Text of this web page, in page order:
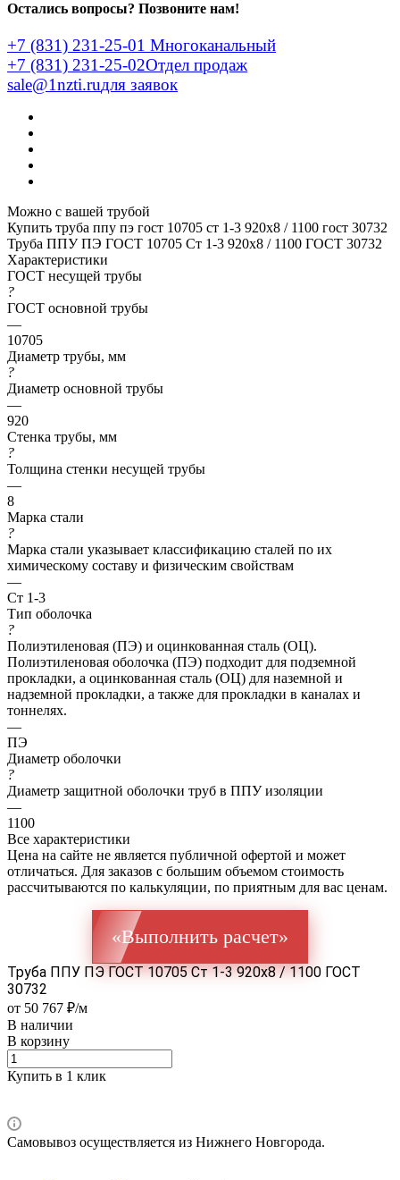
Остались вопросы? Позвоните нам!
+7 (831) 231-25-01 Многоканальный
+7 (831) 231-25-02Отдел продаж
sale@1nzti.ruдля заявок
Можно с вашей трубой
Купить труба ппу пэ гост 10705 ст 1-3 920x8 / 1100 гост 30732
Труба ППУ ПЭ ГОСТ 10705 Ст 1-3 920x8 / 1100 ГОСТ 30732
Характеристики
ГОСТ несущей трубы
?
ГОСТ основной трубы
—
10705
Диаметр трубы, мм
?
Диаметр основной трубы
—
920
Стенка трубы, мм
?
Толщина стенки несущей трубы
—
8
Марка стали
?
Марка стали указывает классификацию сталей по их
химическому составу и физическим свойствам
—
Ст 1-3
Тип оболочка
?
Полиэтиленовая (ПЭ) и оцинкованная сталь (ОЦ).
Полиэтиленовая оболочка (ПЭ) подходит для подземной
прокладки, а оцинкованная сталь (ОЦ) для наземной и
надземной прокладки, а также для прокладки в каналах и
тоннелях.
—
ПЭ
Диаметр оболочки
?
Диаметр защитной оболочки труб в ППУ изоляции
—
1100
Все характеристики
Цена на сайте не является публичной офертой и может
отличаться. Для заказов с большим объемом стоимость
рассчитываются по калькуляции, по приятным для вас ценам.
«Выполнить расчет»
Труба ППУ ПЭ ГОСТ 10705 Ст 1-3 920x8 / 1100 ГОСТ
30732
от 50 767 ₽/м
В наличии
В корзину
Купить в 1 клик
Самовывоз осуществляется из Нижнего Новгорода.